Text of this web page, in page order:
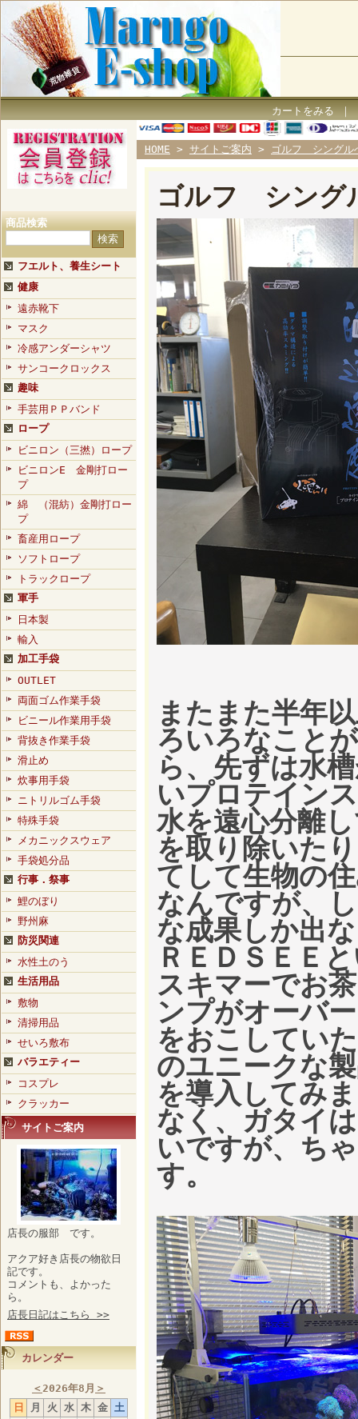
カートをみる｜
商品検索
フエルト、養生シート
健康
遠赤靴下
マスク
冷感アンダーシャツ
サンコークロックス
趣味
手芸用ＰＰバンド
ロープ
ビニロン（三撚）ロープ
ビニロンE 金剛打ロー
プ
綿 （混紡）金剛打ロー
プ
畜産用ロープ
ソフトロープ
トラックロープ
軍手
日本製
輸入
加工手袋
OUTLET
両面ゴム作業手袋
ビニール作業用手袋
背抜き作業手袋
滑止め
炊事用手袋
ニトリルゴム手袋
特殊手袋
メカニックスウェア
手袋処分品
行事．祭事
鯉のぼり
野州麻
防災関連
水性土のう
生活用品
敷物
清掃用品
せいろ敷布
バラエティー
コスプレ
クラッカー
サイトご案内
店長の服部 です。
アクア好き店長の物欲日
記です。
コメントも、よかった
ら。
店長日記はこちら >>
カレンダー
＜2026年8月 ＞
日
月 火 水 木 金 土
HOME > サイトご案内 > ゴルフ シング
ゴルフ シン
またまた半年
ろいろなこと
ら、先ずは水
いプロテイン
水を遠心分離
を取り除いた
てして生物の
なんですが、
な成果しか出
ＲＥＤＳＥＥ
スキマーでお
ンプがオーバ
をおこしてい
のユニークな
を導入してみ
なく、ガタイ
いですが、ち
す。